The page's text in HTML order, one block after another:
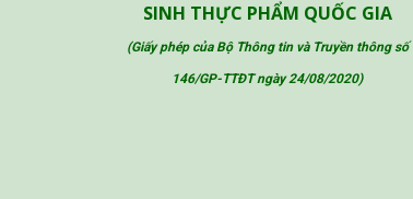
SINH THỰC PHẨM QUỐC GIA
(Giấy phép của Bộ Thông tin và Truyền thông số
146/GP-TTĐT ngày 24/08/2020)